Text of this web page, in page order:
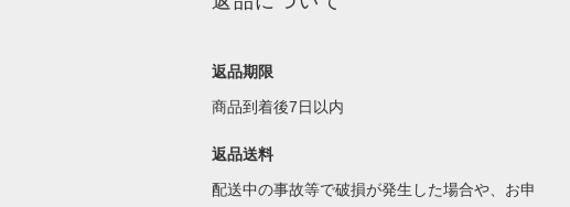
返品期限
商品到着後7日以内
返品送料
配送中の事故等で破損が発生した場合や、お申